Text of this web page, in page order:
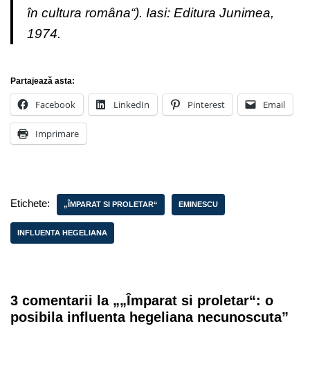
în cultura româna“). Iasi: Editura Junimea,
1974.
Partajează asta:
Facebook LinkedIn Pinterest Email
Imprimare
Etichete: „ÎMPARAT SI PROLETAR“ EMINESCU
INFLUENTA HEGELIANA
3 comentarii la „„Împarat si proletar“: o
posibila influenta hegeliana necunoscuta”